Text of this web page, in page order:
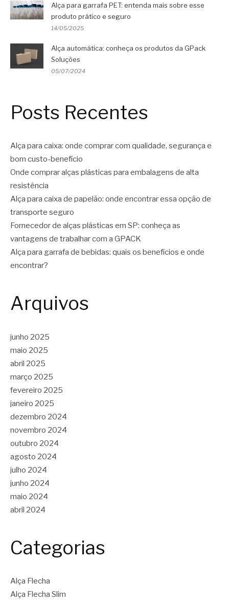
Alça para garrafa PET: entenda mais sobre esse
produto prático e seguro
14/05/2025
Alça automática: conheça os produtos da GPack
Soluções
05/07/2024
Posts Recentes
Alça para caixa: onde comprar com qualidade, segurança e
bom custo-benefício
Onde comprar alças plásticas para embalagens de alta
resistência
Alça para caixa de papelão: onde encontrar essa opção de
transporte seguro
Fornecedor de alças plásticas em SP: conheça as
vantagens de trabalhar com a GPACK
Alça para garrafa de bebidas: quais os benefícios e onde
encontrar?
Arquivos
junho 2025
maio 2025
abril 2025
março 2025
fevereiro 2025
janeiro 2025
dezembro 2024
novembro 2024
outubro 2024
agosto 2024
julho 2024
junho 2024
maio 2024
abril 2024
Categorias
Alça Flecha
Alça Flecha Slim